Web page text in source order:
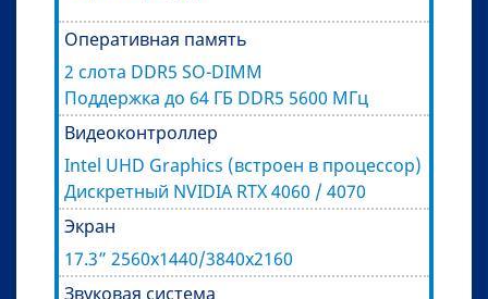
Оперативная память
2 слота DDR5 SO-DIMM
Поддержка до 64 ГБ DDR5 5600 МГц
Видеоконтроллер
Intel UHD Graphics (встроен в процессор)
Дискретный NVIDIA RTX 4060 / 4070
Экран
17.3” 2560x1440/3840x2160
Звуковая система